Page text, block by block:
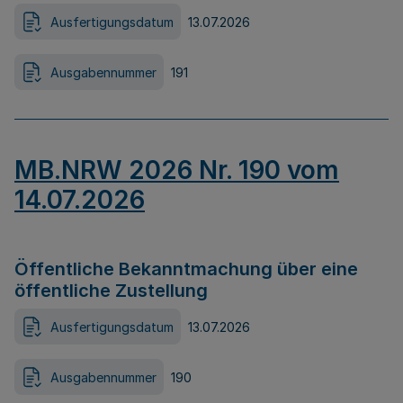
Ausfertigungsdatum 13.07.2026
Ausgabennummer 191
MB.NRW 2026 Nr. 190 vom
14.07.2026
Öffentliche Bekanntmachung über eine
öffentliche Zustellung
Ausfertigungsdatum 13.07.2026
Ausgabennummer 190